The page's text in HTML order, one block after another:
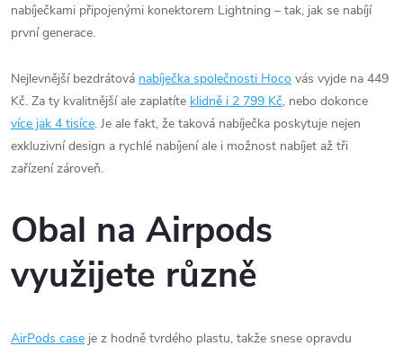
nabíječkami připojenými konektorem Lightning – tak, jak se nabíjí
první generace.
Nejlevnější bezdrátová nabíječka společnosti Hoco vás vyjde na 449
Kč. Za ty kvalitnější ale zaplatíte klidně i 2 799 Kč, nebo dokonce
více jak 4 tisíce. Je ale fakt, že taková nabíječka poskytuje nejen
exkluzivní design a rychlé nabíjení ale i možnost nabíjet až tři
zařízení zároveň.
Obal na Airpods
využijete různě
AirPods case je z hodně tvrdého plastu, takže snese opravdu